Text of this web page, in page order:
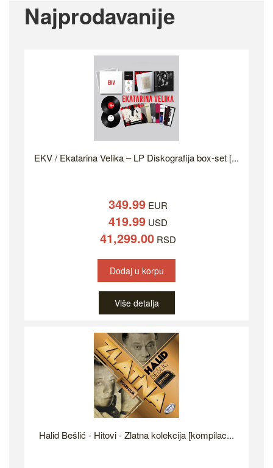
Najprodavanije
EKV / Ekatarina Velika – LP Diskografija box-set [...
349.99 EUR
419.99 USD
41,299.00 RSD
Dodaj u korpu
Više detalja
Halid Bešlić - Hitovi - Zlatna kolekcija [kompilac...